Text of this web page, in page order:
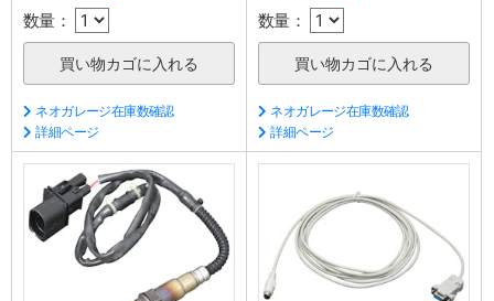
数量：
ネオガレージ在庫数確認
詳細ページ
数量：
ネオガレージ在庫数確認
詳細ページ